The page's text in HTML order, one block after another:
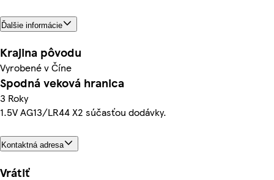
Ďalšie informácie
Krajina pôvodu
Vyrobené v Číne
Spodná veková hranica
3 Roky
1.5V AG13/LR44 X2 súčasťou dodávky.
Kontaktná adresa
Vrátiť